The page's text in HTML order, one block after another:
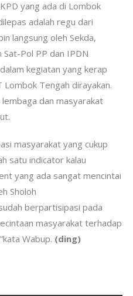
yang ada di Lombok
adalah regu dari
langsung oleh Sekda,
Sat-Pol PP dan IPDN
kegiatan yang kerap
Tengah dirayakan.
dan masyarakat
masyarakat yang cukup
satu indicator kalau
yang ada sangat mencintai
Sholoh
berpartisipasi pada
masyarakat terhadap
Wabup. (ding)